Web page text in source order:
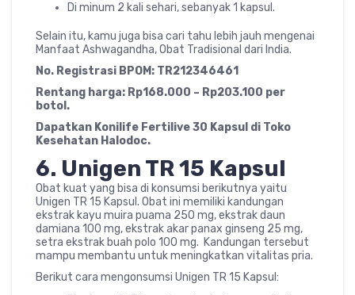
Di minum 2 kali sehari, sebanyak 1 kapsul.
Selain itu, kamu juga bisa cari tahu lebih jauh mengenai
Manfaat Ashwagandha, Obat Tradisional dari India.
No. Registrasi BPOM: TR212346461
Rentang harga: Rp168.000 – Rp203.100 per
botol.
Dapatkan Konilife Fertilive 30 Kapsul di Toko
Kesehatan Halodoc.
6. Unigen TR 15 Kapsul
Obat kuat yang bisa di konsumsi berikutnya yaitu
Unigen TR 15 Kapsul. Obat ini memiliki kandungan
ekstrak kayu muira puama 250 mg, ekstrak daun
damiana 100 mg, ekstrak akar panax ginseng 25 mg,
setra ekstrak buah polo 100 mg. Kandungan tersebut
mampu membantu untuk meningkatkan vitalitas pria.
Berikut cara mengonsumsi Unigen TR 15 Kapsul: